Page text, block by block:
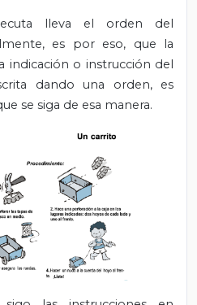
lleva el orden del
es por eso, que la
indicación o instrucción del
dando una orden, es
se siga de esa manera.